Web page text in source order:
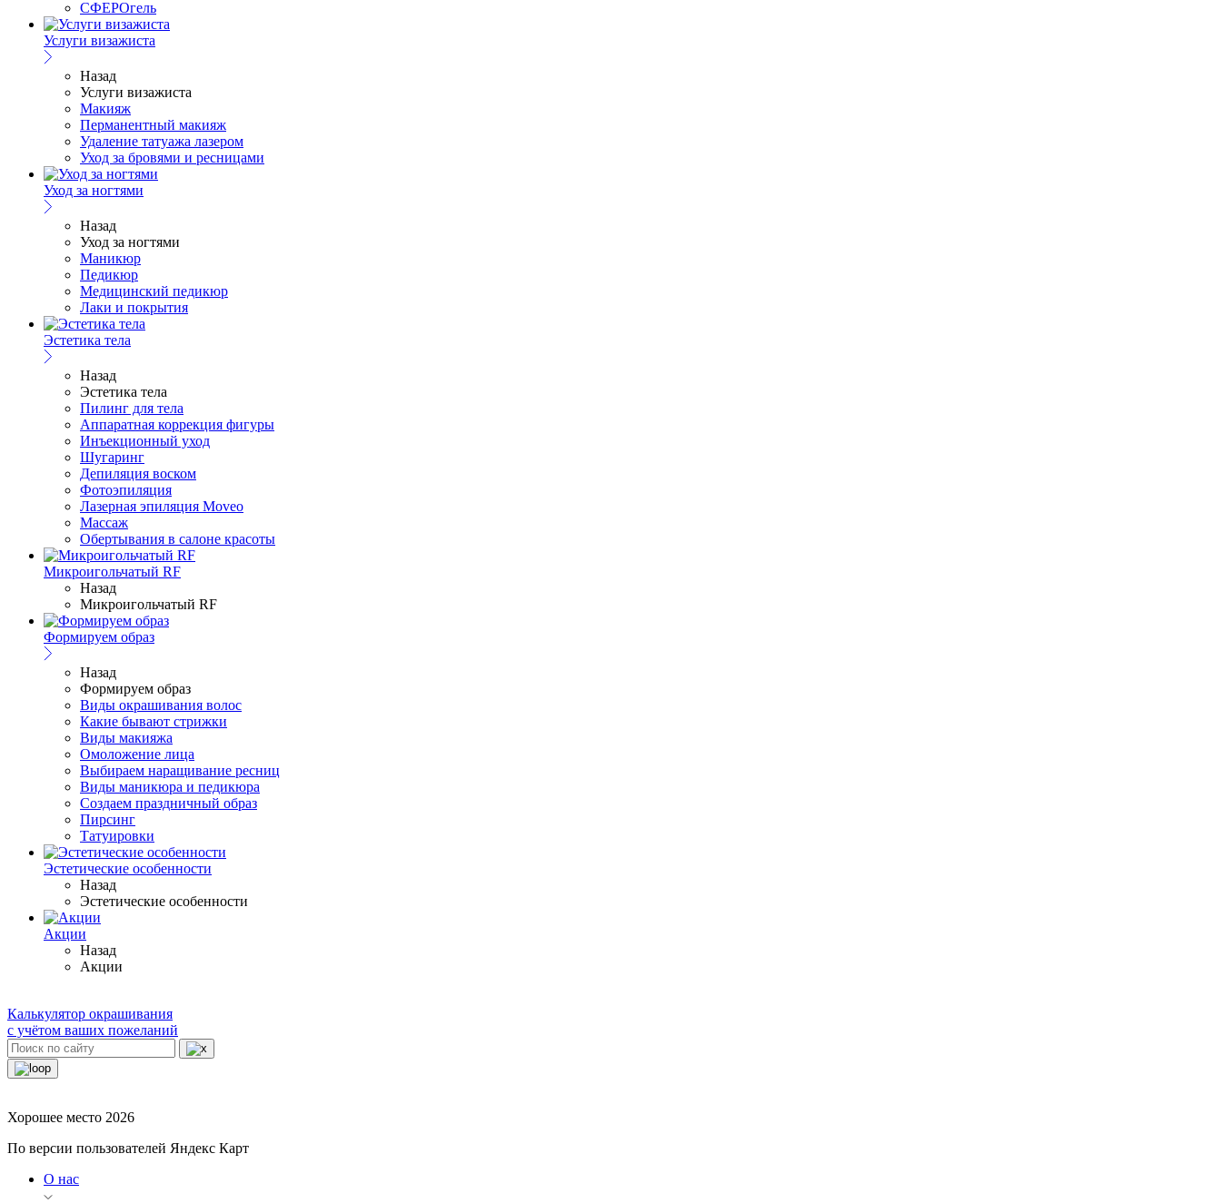
СФЕРОгель
Услуги визажиста
Назад
Услуги визажиста
Макияж
Перманентный макияж
Удаление татуажа лазером
Уход за бровями и ресницами
Уход за ногтями
Назад
Уход за ногтями
Маникюр
Педикюр
Медицинский педикюр
Лаки и покрытия
Эстетика тела
Назад
Эстетика тела
Пилинг для тела
Аппаратная коррекция фигуры
Инъекционный уход
Шугаринг
Депиляция воском
Фотоэпиляция
Лазерная эпиляция Moveo
Массаж
Обертывания в салоне красоты
Микроигольчатый RF
Назад
Микроигольчатый RF
Формируем образ
Назад
Формируем образ
Виды окрашивания волос
Какие бывают стрижки
Виды макияжа
Омоложение лица
Выбираем наращивание ресниц
Виды маникюра и педикюра
Создаем праздничный образ
Пирсинг
Татуировки
Эстетические особенности
Назад
Эстетические особенности
Акции
Назад
Акции
Калькулятор окрашивания
с учётом ваших пожеланий
Хорошее место 2026
По версии пользователей Яндекс Карт
О нас